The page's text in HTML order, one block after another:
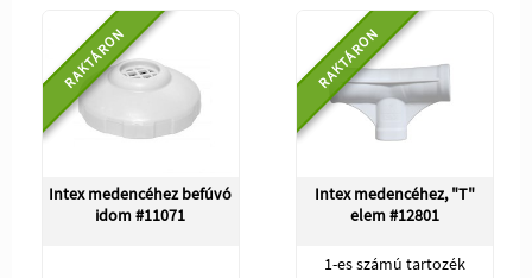
RAKTÁRON
Intex medencéhez befúvó
idom #11071
RAKTÁRON
Intex medencéhez, "T"
elem #12801
1-es számú tartozék